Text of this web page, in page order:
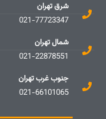
شرق تهران
021-77723347
شمال تهران
021-22878551
جنوب غرب تهران
021-66101065